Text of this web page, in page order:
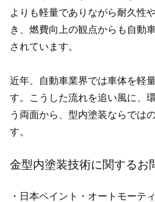
よりも軽量でありながら耐久性
き、燃費向上の観点からも自動
されています。
近年、自動車業界では車体を軽
す。こうした流れを追い風に、
う両面から、型内塗装ならでは
す。
金型内塗装技術に関するお
・日本ペイント・オートモーテ